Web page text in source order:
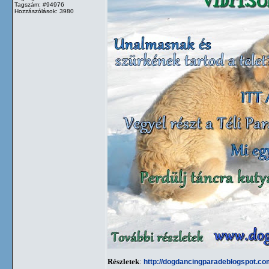
Tagszám: #94976
Hozzászólások: 3980
Részletek: http://